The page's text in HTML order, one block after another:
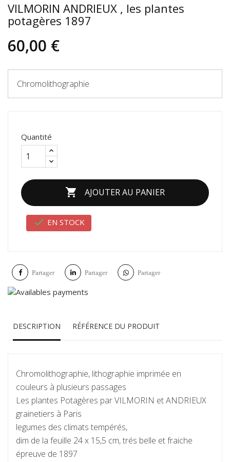
VILMORIN ANDRIEUX , les plantes
potagères 1897
60,00 €
Chromolithographie
Quantité
 AJOUTER AU PANIER
 EN STOCK
Partager Partager Partager
DESCRIPTION RÉFÉRENCE DU PRODUIT
Chromolithographie, lithographie imprimée en
couleurs à plusieurs passages
Les plantes Potagères par VILMORIN et ANDRIEUX
grainetiers à Paris
legumes des climats tempérés,
dim de la feuille 24 x 15,5 cm, trés belle et fraiche
épreuve de 1897